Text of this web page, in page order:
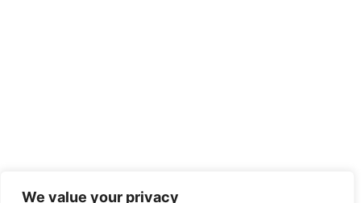
We value your privacy